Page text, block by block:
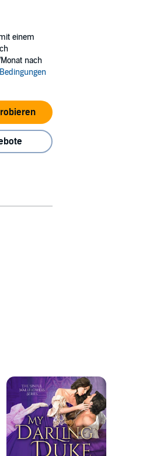
einem
nach
Bedingungen